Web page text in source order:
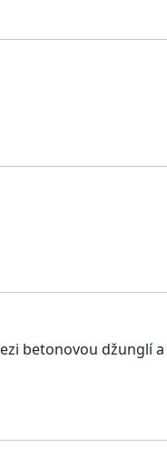
betonovou džunglí